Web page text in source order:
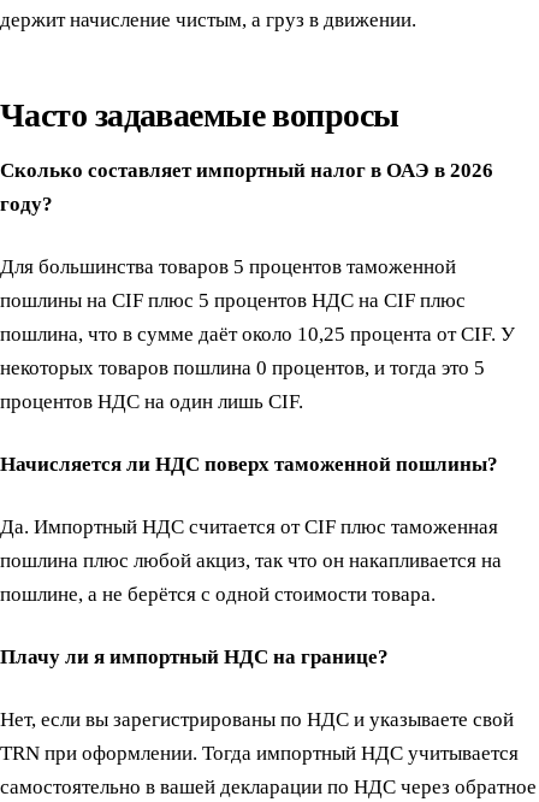
держит начисление чистым, а груз в движении.
Часто задаваемые вопросы
Сколько составляет импортный налог в ОАЭ в 2026
году?
Для большинства товаров 5 процентов таможенной
пошлины на CIF плюс 5 процентов НДС на CIF плюс
пошлина, что в сумме даёт около 10,25 процента от CIF. У
некоторых товаров пошлина 0 процентов, и тогда это 5
процентов НДС на один лишь CIF.
Начисляется ли НДС поверх таможенной пошлины?
Да. Импортный НДС считается от CIF плюс таможенная
пошлина плюс любой акциз, так что он накапливается на
пошлине, а не берётся с одной стоимости товара.
Плачу ли я импортный НДС на границе?
Нет, если вы зарегистрированы по НДС и указываете свой
TRN при оформлении. Тогда импортный НДС учитывается
самостоятельно в вашей декларации по НДС через обратное